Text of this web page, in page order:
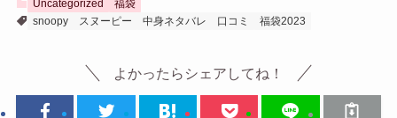
Uncategorized
福袋
snoopy
スヌーピー 中身ネタバレ 口コミ 福袋2023
よかったらシェアしてね！